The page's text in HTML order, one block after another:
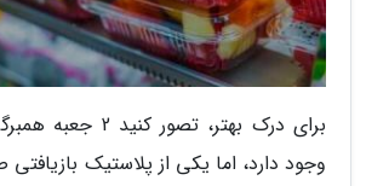
برای درک بهتر، تصور
وجود دارد، اما یکی از پلاستیک